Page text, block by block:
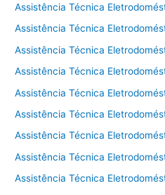
Assistência Técnica
Assistência Técnica
Assistência Técnica
Assistência Técnica
Assistência Técnica
Assistência Técnica
Assistência Técnica
Assistência Técnica
Assistência Técnica